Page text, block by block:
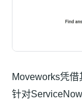
Moveworks凭
针对